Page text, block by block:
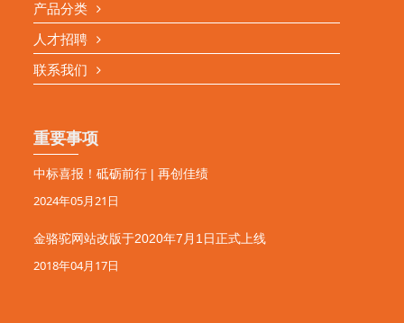
产品分类
人才招聘
联系我们
重要事项
中标喜报！砥砺前行 | 再创佳绩
2024年05月21日
金骆驼网站改版于2020年7月1日正式上线
2018年04月17日